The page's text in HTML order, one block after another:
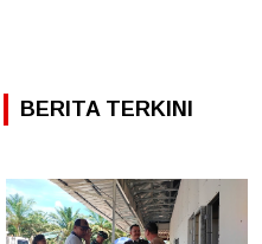
BERITA TERKINI